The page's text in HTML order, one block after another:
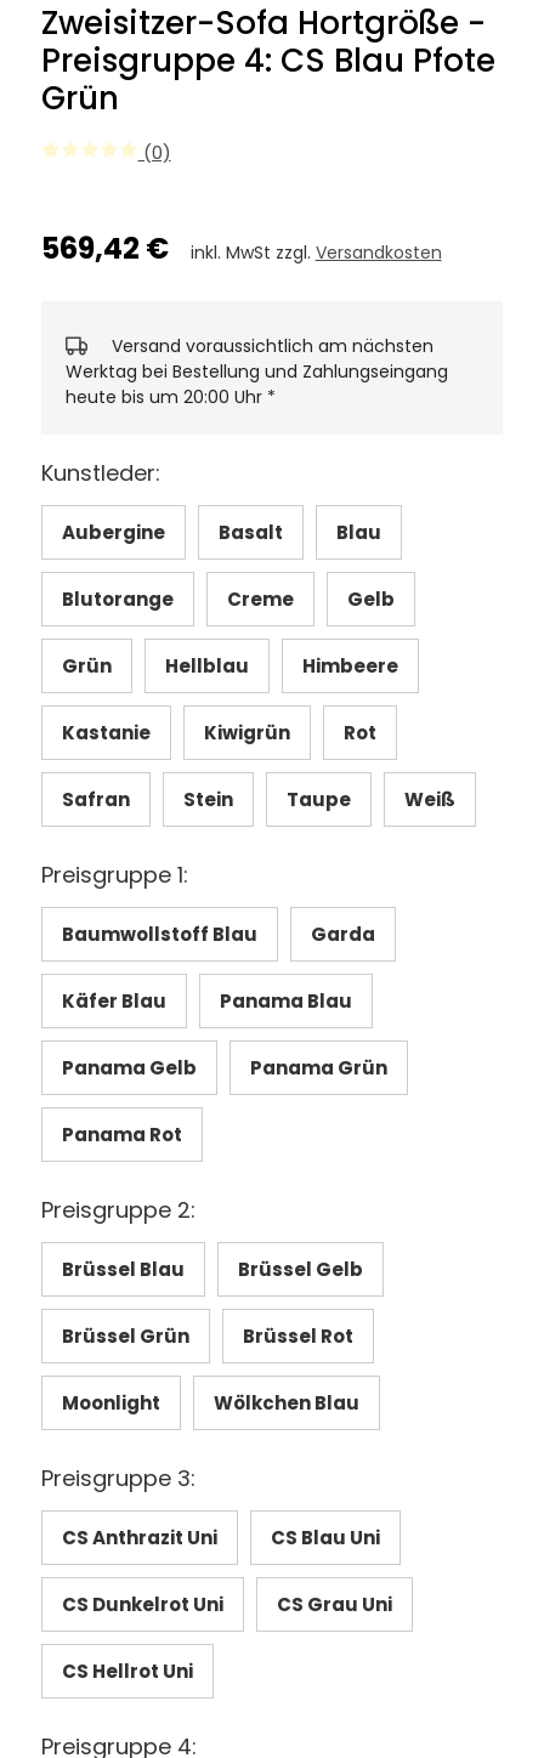
Zweisitzer-Sofa Hortgröße -
Preisgruppe 4: CS Blau Pfote
Grün
(0)
569,42 € inkl. MwSt zzgl. Versandkosten
Versand voraussichtlich am nächsten
Werktag bei Bestellung und Zahlungseingang
heute bis um 20:00 Uhr *
Kunstleder:
Aubergine Basalt Blau
Blutorange Creme Gelb
Grün Hellblau Himbeere
Kastanie Kiwigrün Rot
Safran Stein Taupe Weiß
Preisgruppe 1:
Baumwollstoff Blau Garda
Käfer Blau Panama Blau
Panama Gelb Panama Grün
Panama Rot
Preisgruppe 2:
Brüssel Blau Brüssel Gelb
Brüssel Grün Brüssel Rot
Moonlight Wölkchen Blau
Preisgruppe 3:
CS Anthrazit Uni CS Blau Uni
CS Dunkelrot Uni CS Grau Uni
CS Hellrot Uni
Preisgruppe 4: